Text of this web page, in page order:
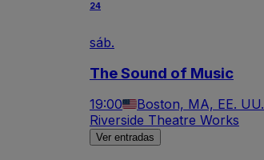
24
sáb.
The Sound of Music
19:00 Boston, MA, EE. UU.
Riverside Theatre Works
Ver entradas